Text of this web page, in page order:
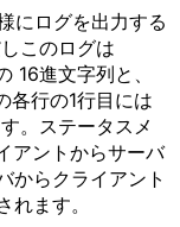
にログを出力する
このログは
16進文字列と、
各行の1行目には
。ステータスメ
アントからサーバ
からクライアント
ます。